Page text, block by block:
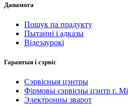
Дапамога
Пошук па прадукту
Пытанні і адказы
Відеэаурокі
Гарантыя і сэрвіс
Сэрвісныя цэнтры
Фірмовы сэрвісны цэнтр г.
Электронны зварот